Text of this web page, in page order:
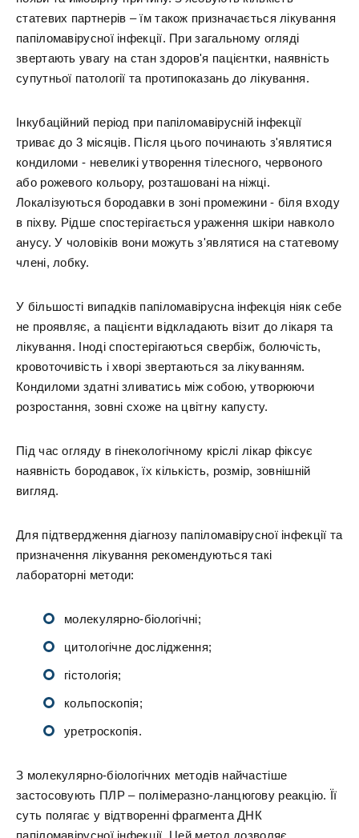
статевих партнерів – їм також призначається лікування
папіломавірусної інфекції. При загальному огляді
звертають увагу на стан здоров'я пацієнтки, наявність
супутньої патології та протипоказань до лікування.
Інкубаційний період при папіломавірусній інфекції
триває до 3 місяців. Після цього починають з'являтися
кондиломи - невеликі утворення тілесного, червоного
або рожевого кольору, розташовані на ніжці.
Локалізуються бородавки в зоні промежини - біля входу
в піхву. Рідше спостерігається ураження шкіри навколо
анусу. У чоловіків вони можуть з'являтися на статевому
члені, лобку.
У більшості випадків папіломавірусна інфекція ніяк себе
не проявляє, а пацієнти відкладають візит до лікаря та
лікування. Іноді спостерігаються свербіж, болючість,
кровоточивість і хворі звертаються за лікуванням.
Кондиломи здатні зливатись між собою, утворюючи
розростання, зовні схоже на цвітну капусту.
Під час огляду в гінекологічному кріслі лікар фіксує
наявність бородавок, їх кількість, розмір, зовнішній
вигляд.
Для підтвердження діагнозу папіломавірусної інфекції та
призначення лікування рекомендуються такі
лабораторні методи:
молекулярно-біологічні;
цитологічне дослідження;
гістологія;
кольпоскопія;
уретроскопія.
З молекулярно-біологічних методів найчастіше
застосовують ПЛР – полімеразно-ланцюгову реакцію. Її
суть полягає у відтворенні фрагмента ДНК
папіломавірусної інфекції. Цей метод дозволяє